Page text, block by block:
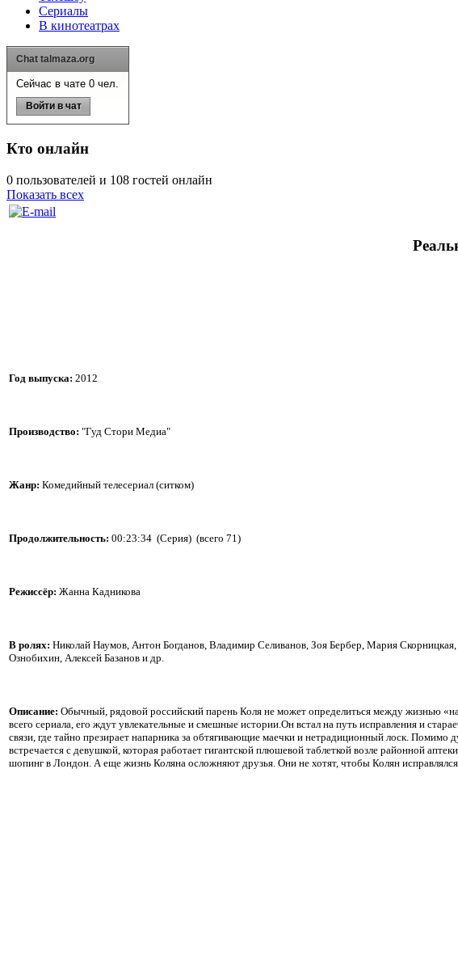
Сериалы
В кинотеатрах
Chat talmaza.org
Сейчас в чате 0 чел.
Войти в чат
Кто онлайн
0 пользователей и 108 гостей онлайн
Показать всех
Год выпуска: 2012
Производство: "Гуд Стори Медиа"
Жанр: Комедийный телесериал (ситком)
Продолжительность: 00:23:34 (Серия) (всего 71)
Режиссёр: Жанна Кадникова
В ролях: Николай Наумов, Антон Богданов, Владимир Селиванов, Зоя Бербер, Мария
Ознобихин, Алексей Базанов и др.
Описание: Обычный, рядовой российский парень Коля не может определиться между жизнью
всего сериала, его ждут увлекательные и смешные истории.Он встал на путь исправления и
связи, где тайно презирает напарника за обтягивающие маечки и нетрадиционный лоск.
встречается с девушкой, которая работает гигантской плюшевой таблеткой возле районной
шопинг в Лондон. А еще жизнь Коляна осложняют друзья. Они не хотят, чтобы Колян